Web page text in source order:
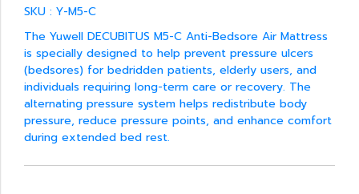
SKU : Y-M5-C
The Yuwell DECUBITUS M5-C Anti-Bedsore Air Mattress
is specially designed to help prevent pressure ulcers
(bedsores) for bedridden patients, elderly users, and
individuals requiring long-term care or recovery. The
alternating pressure system helps redistribute body
pressure, reduce pressure points, and enhance comfort
during extended bed rest.